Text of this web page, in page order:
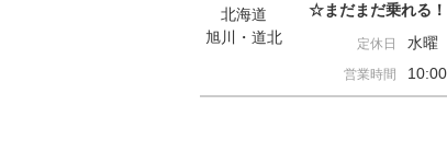
北海道
旭川・道北
☆まだまだ乗れる
定休日 水曜
営業時間